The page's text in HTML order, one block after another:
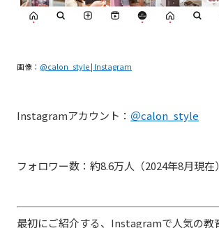
画像： @calon_style | Instagram
Instagramアカウント： ＠calon_style
フォロワー数：約8.6万人（2024年8月現在）
最初にご紹介する、Instagramで人気の教